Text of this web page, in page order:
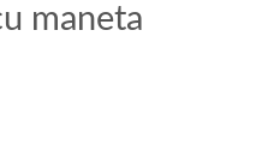
maneta